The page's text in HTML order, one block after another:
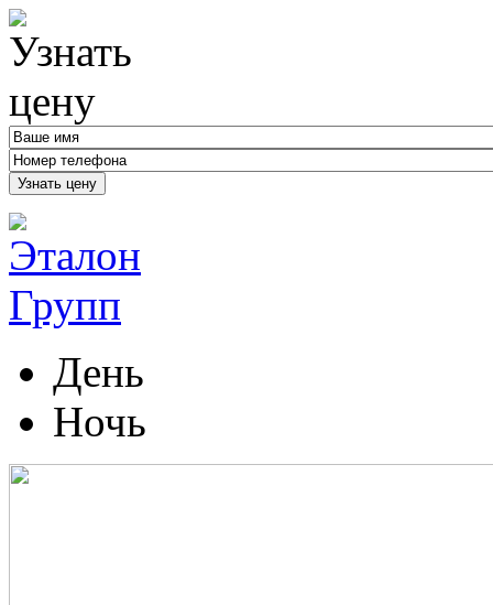
Узнать цену
День
Ночь